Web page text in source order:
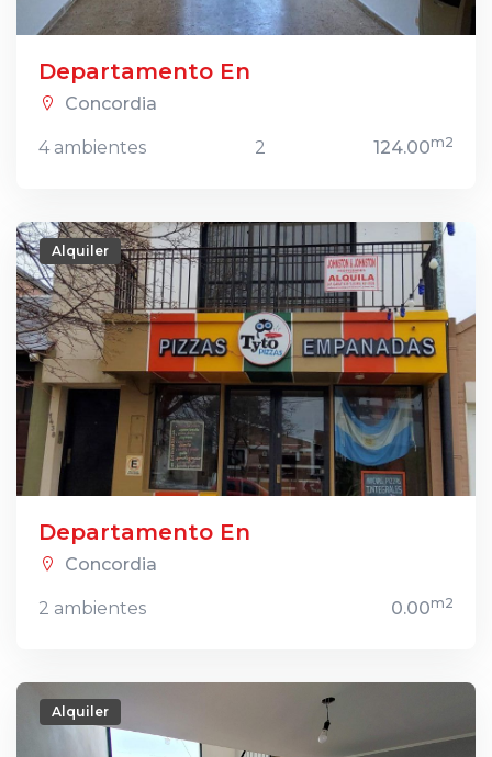
Departamento En
Concordia
4 ambientes 2 124.00m2
Alquiler
Departamento En
Concordia
2 ambientes 0.00m2
Alquiler